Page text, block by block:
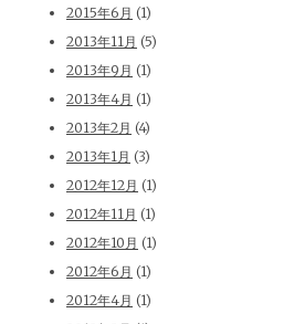
2015年6月 (1)
2013年11月 (5)
2013年9月 (1)
2013年4月 (1)
2013年2月 (4)
2013年1月 (3)
2012年12月 (1)
2012年11月 (1)
2012年10月 (1)
2012年6月 (1)
2012年4月 (1)